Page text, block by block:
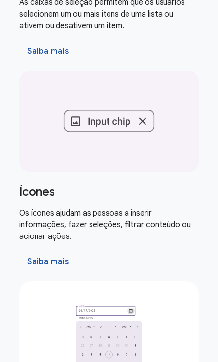
As caixas de seleção permitem que os usuários
selecionem um ou mais itens de uma lista ou
ativem ou desativem um item.
Saiba mais
Ícones
Os ícones ajudam as pessoas a inserir
informações, fazer seleções, filtrar conteúdo ou
acionar ações.
Saiba mais